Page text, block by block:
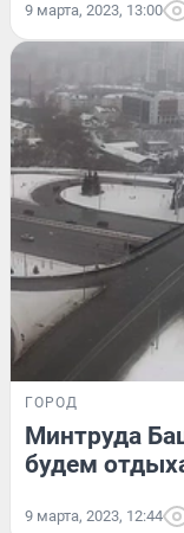
9 марта, 2023, 13:00
ГОРОД
Минтруда
будем
9 марта, 2023, 12:44